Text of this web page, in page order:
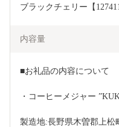
ブラックチェリー【
内容量
■お礼品の内容について
・コーヒーメジャー
製造地:長野県木曽郡上松町